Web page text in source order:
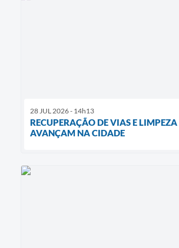
28 JUL 2026 - 14h13
RECUPERAÇÃO DE VIAS E
AVANÇAM NA CIDADE